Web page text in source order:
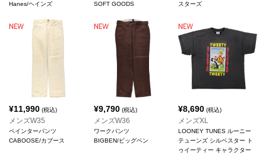
Hanes/ヘインズ
SOFT GOODS
スターズ
¥11,990 (税込)
メンズW35
ペインターパンツ
CABOOSE/カブース
¥9,790(税込)
メンズW36
ワークパンツ
BIGBEN/ビッグベン
¥8,690 (税込)
メンズXL
LOONEY TUNES ルーニー
テューンズ シルベスター ト
ゥイーティー キャラクター